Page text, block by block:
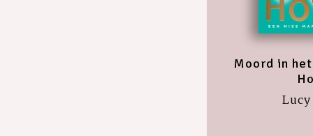
Moord in